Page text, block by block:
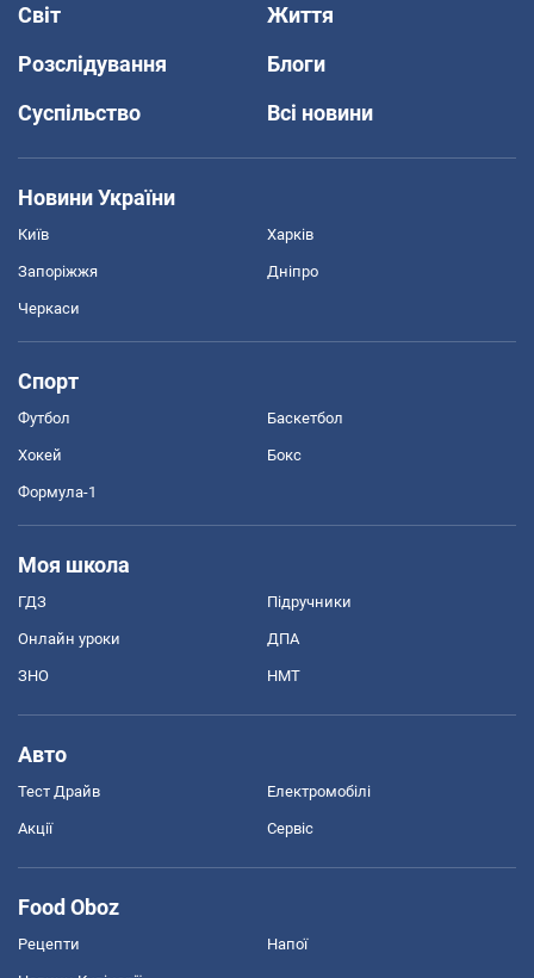
Світ
Життя
Розслідування
Блоги
Суспільство
Всі новини
Новини України
Київ Харків
Запоріжжя Дніпро
Черкаси
Спорт
Футбол Баскетбол
Хокей Бокс
Формула-1
Моя школа
ГДЗ Підручники
Онлайн уроки ДПА
ЗНО НМТ
Авто
Тест Драйв Електромобілі
Акції Сервіс
Food Oboz
Рецепти Напої